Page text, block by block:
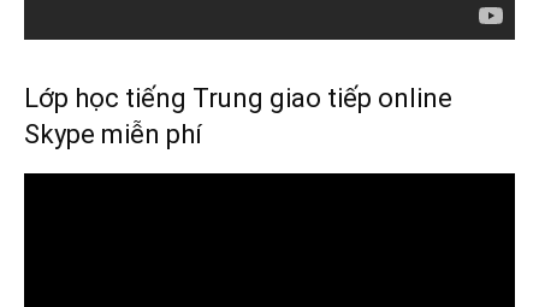
Lớp học tiếng Trung giao tiếp online
Skype miễn phí